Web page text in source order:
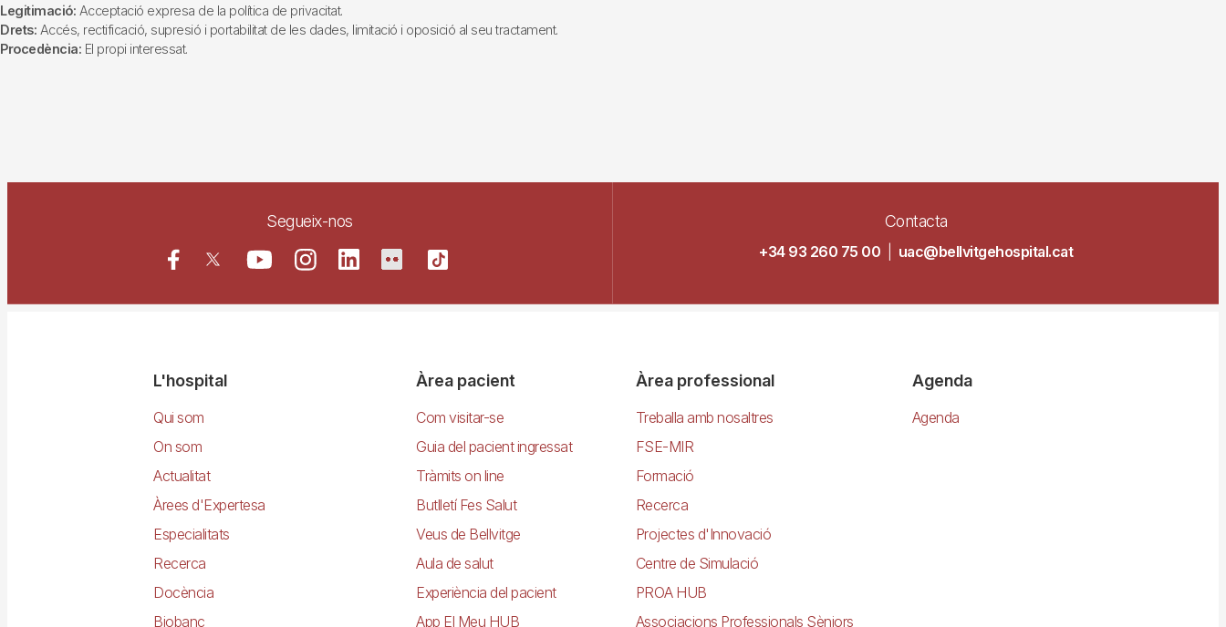
Legitimació: Acceptació expresa de la política de privacitat.
Drets: Accés, rectificació, supresió i portabilitat de les dades, limitació i oposició al seu tractament.
Procedència: El propi interessat.
Segueix-nos Contacta
+34 93 260 75 00 uac@bellvitgehospital.cat
NavegacióL'hospital
Qui som
On som
Actualitat
Àrees d'Expertesa
Especialitats
Recerca
Docència
Biobanc
Àrea pacient
Com visitar-se
Guia del pacient ingressat
Tràmits on line
Butlletí Fes Salut
Veus de Bellvitge
Aula de salut
Experiència del pacient
App El Meu HUB
Àrea professional
Treballa amb nosaltres
FSE-MIR
Formació
Recerca
Projectes d'Innovació
Centre de Simulació
PROA HUB
Associacions Professionals Sèniors
Agenda
Agenda